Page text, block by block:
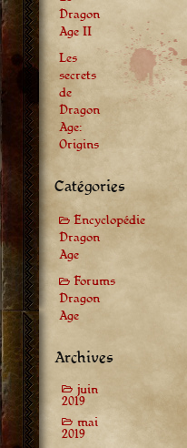
Dragon
Age II
Les
secrets
de
Dragon
Age:
Origins
Catégories
Encyclopédie
Dragon
Age
Forums
Dragon
Age
Archives
juin
2019
mai
2019